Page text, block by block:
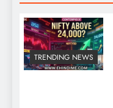
TRENDING NEWS